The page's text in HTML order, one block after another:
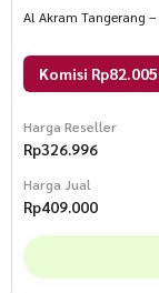
Al Akram Tangerang
Komisi Rp82.005
Harga Reseller
Rp326.996
Harga Jual
Rp409.000